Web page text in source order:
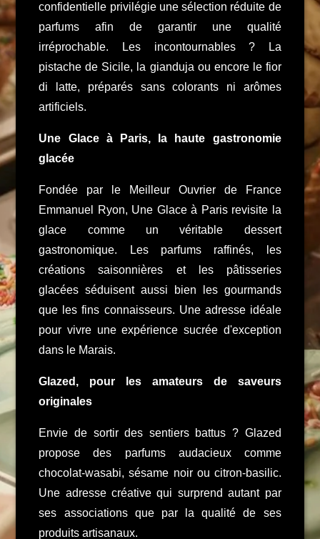
confidentielle privilégie une sélection réduite de
parfums afin de garantir une qualité
irréprochable. Les incontournables ? La
pistache de Sicile, la gianduja ou encore le fior
di latte, préparés sans colorants ni arômes
artificiels.
Une Glace à Paris, la haute gastronomie
glacée
Fondée par le Meilleur Ouvrier de France
Emmanuel Ryon, Une Glace à Paris revisite la
glace comme un véritable dessert
gastronomique. Les parfums raffinés, les
créations saisonnières et les pâtisseries
glacées séduisent aussi bien les gourmands
que les fins connaisseurs. Une adresse idéale
pour vivre une expérience sucrée d'exception
dans le Marais.
Glazed, pour les amateurs de saveurs
originales
Envie de sortir des sentiers battus ? Glazed
propose des parfums audacieux comme
chocolat-wasabi, sésame noir ou citron-basilic.
Une adresse créative qui surprend autant par
ses associations que par la qualité de ses
produits artisanaux.